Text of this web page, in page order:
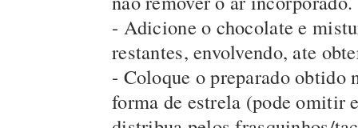
- Adicione o chocolate e
restantes, envolvendo, ate
- Coloque o preparado obtido
forma de estrela (pode omitir